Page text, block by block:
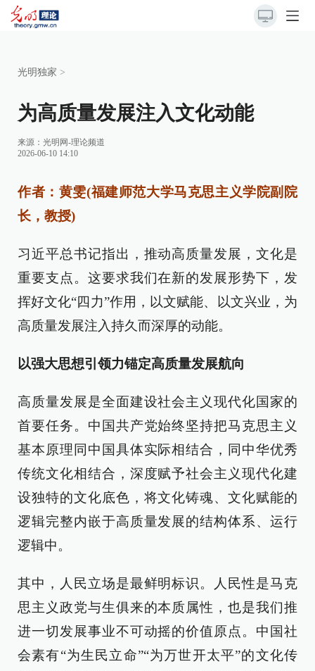
光明独家 >
为高质量发展注入文化动能
来源： 光明网-理论频道
2026-06-10 14:10
作者：黄雯(福建师范大学马克思主义学院副院
长，教授)
习近平总书记指出，推动高质量发展，文化是
重要支点。这要求我们在新的发展形势下，发
挥好文化“四力”作用，以文赋能、以文兴业，为
高质量发展注入持久而深厚的动能。
以强大思想引领力锚定高质量发展航向
高质量发展是全面建设社会主义现代化国家的
首要任务。中国共产党始终坚持把马克思主义
基本原理同中国具体实际相结合，同中华优秀
传统文化相结合，深度赋予社会主义现代化建
设独特的文化底色，将文化铸魂、文化赋能的
逻辑完整内嵌于高质量发展的结构体系、运行
逻辑中。
其中，人民立场是最鲜明标识。人民性是马克
思主义政党与生俱来的本质属性，也是我们推
进一切发展事业不可动摇的价值原点。中国社
会素有“为生民立命”“为万世开太平”的文化传